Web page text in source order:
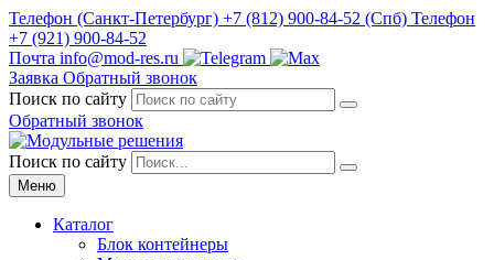
Телефон (Санкт-Петербург) +7 (812) 900-84-52 (Спб) Телефон
+7 (921) 900-84-52
Почта info@mod-res.ru
Заявка Обратный звонок
Поиск по сайту
Обратный звонок
Поиск по сайту
Меню
Каталог
Блок контейнеры